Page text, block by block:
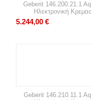
Geberit 146.200.21.1
Ηλεκτρονική
5.244,00 €
Geberit 146.210.11.1